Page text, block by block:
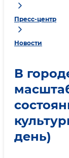
Пресс-центр
Новости
В
день)